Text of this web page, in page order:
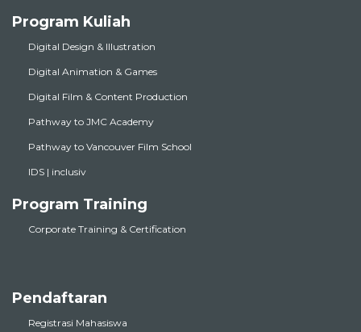
Program Kuliah
Digital Design & Illustration
Digital Animation & Games
Digital Film & Content Production
Pathway to JMC Academy
Pathway to Vancouver Film School
IDS | inclusiv
Program Training
Corporate Training & Certification
Pendaftaran
Registrasi Mahasiswa